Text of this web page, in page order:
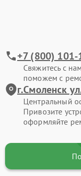
+7 (800)
Свяжитесь с
поможем с
г.Смоленск
Центральный
Привозите
оформляйте